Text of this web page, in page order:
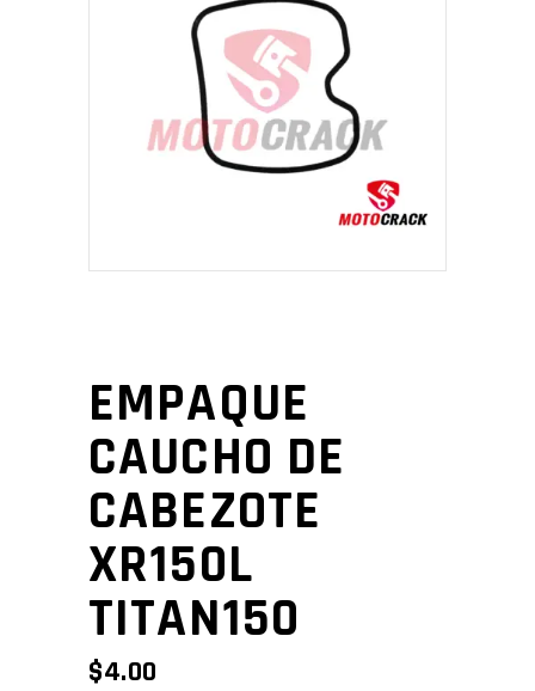
EMPAQUE
CAUCHO DE
CABEZOTE
XR150L
TITAN150
$4.00